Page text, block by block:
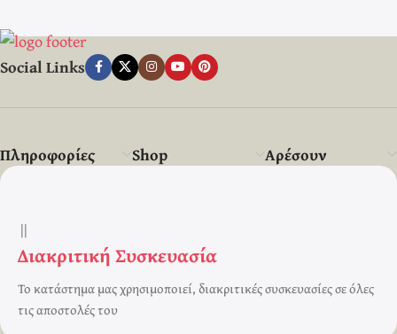
Social Links
Πληροφορίες Shop Αρέσουν
||
Διακριτική Συσκευασία
Το κατάστημα μας χρησιμοποιεί, διακριτικές συσκευασίες σε όλες
τις αποστολές του